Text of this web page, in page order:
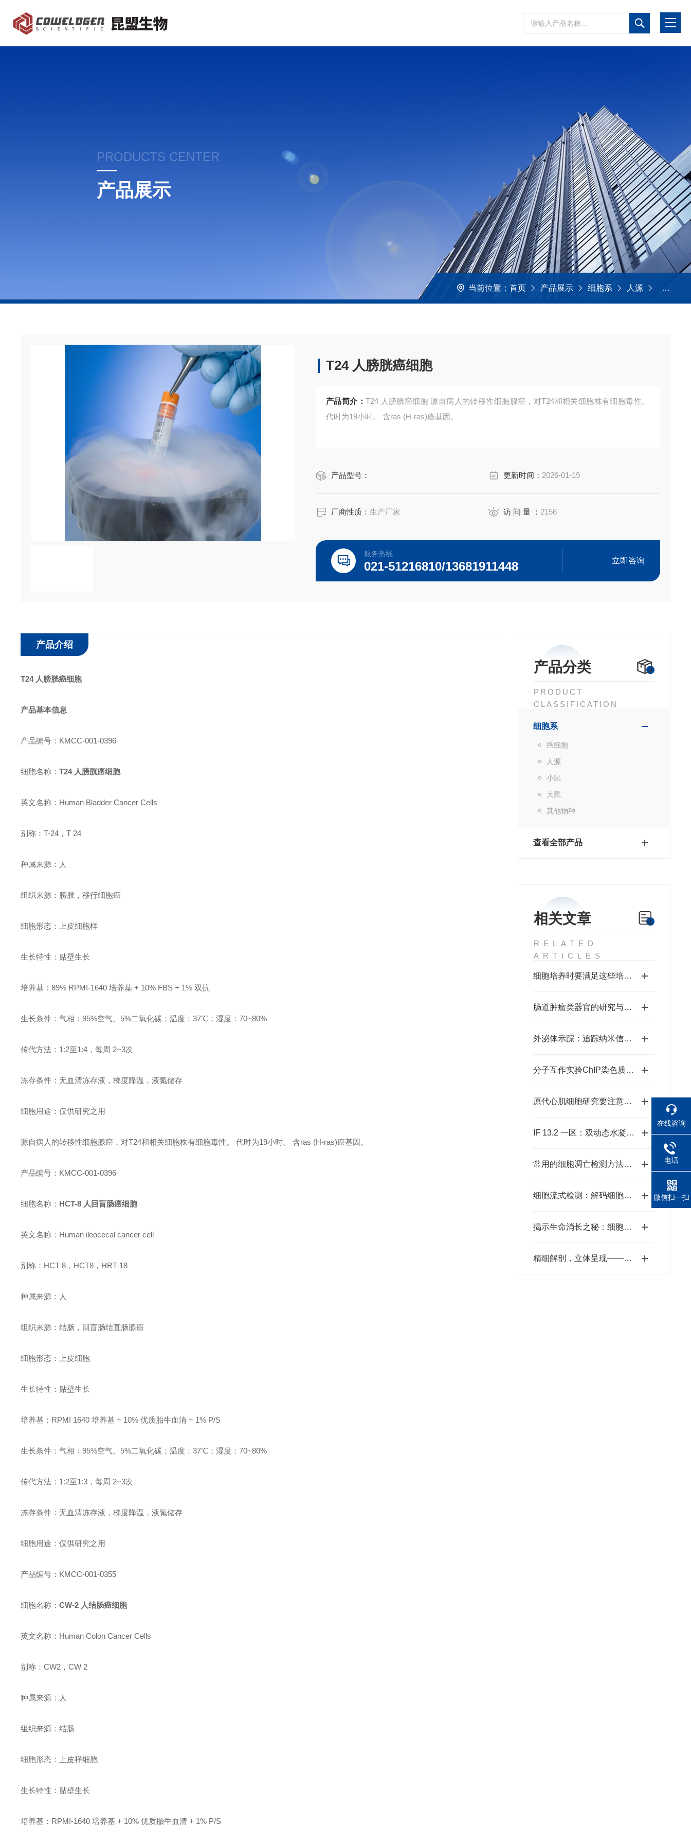
PRODUCTS CENTER
产品展示
当前位置： 首页 产品展示 细胞系 人源 T24 人
T24 人膀胱癌细胞
产品简介：T24 人膀胱癌细胞 源自病人的转移性细胞腺癌，对T24和相关细胞株有细胞毒性。
代时为19小时。 含ras (H-ras)癌基因。
产品型号： 更新时间： 2026-01-19
厂商性质：生产厂家 访 问 量 ： 2156
服务热线
021-51216810/13681911448 立即咨询
产品分类
PRODUCT
CLASSIFICATION
细胞系
癌细胞
人源
小鼠
大鼠
其他物种
查看全部产品
相关文章
RELATED
ARTICLES
细胞培养时要满足这些培养条件
肠道肿瘤类器官的研究与应用
外泌体示踪：追踪纳米信使的体内外命运
分子互作实验ChIP染色质免疫共沉淀
原代心肌细胞研究要注意些什么？
IF 13.2 一区：双动态水凝胶：糖尿病伤口光疗新时代
常用的细胞凋亡检测方法【大盘点】
细胞流式检测：解码细胞特性的“高通量精准分析利器”
揭示生命消长之秘：细胞凋亡检测在生物医学研究中的应用
精细解剖，立体呈现——小动物CT扫描
产品介绍
T24 人膀胱癌细胞
产品基本信息
产品编号：KMCC-001-0396
细胞名称： T24 人膀胱癌细胞
英文名称：Human Bladder Cancer Cells
别称：T-24，T 24
种属来源：人
组织来源：膀胱，移行细胞癌
细胞形态：上皮细胞样
生长特性：贴壁生长
培养基：89% RPMI-1640 培养基 + 10% FBS + 1% 双抗
生长条件：气相：95%空气、5%二氧化碳；温度：37℃；湿度：70~80%
传代方法：1:2至1:4，每周 2~3次
冻存条件：无血清冻存液，梯度降温，液氮储存
细胞用途：仅供研究之用
源自病人的转移性细胞腺癌，对T24和相关细胞株有细胞毒性。 代时为19小时。 含ras (H-ras)癌基因。
产品编号：KMCC-001-0396
细胞名称： HCT-8 人回盲肠癌细胞
英文名称：Human ileocecal cancer cell
别称：HCT 8，HCT8，HRT-18
种属来源：人
组织来源：结肠，回盲肠结直肠腺癌
细胞形态：上皮细胞
生长特性：贴壁生长
培养基：RPMI 1640 培养基 + 10% 优质胎牛血清 + 1% P/S
生长条件：气相：95%空气、5%二氧化碳；温度：37℃；湿度：70~80%
传代方法：1:2至1:3，每周 2~3次
冻存条件：无血清冻存液，梯度降温，液氮储存
细胞用途：仅供研究之用
产品编号：KMCC-001-0355
细胞名称： CW-2 人结肠癌细胞
英文名称：Human Colon Cancer Cells
别称：CW2，CW 2
种属来源：人
组织来源：结肠
细胞形态：上皮样细胞
生长特性：贴壁生长
培养基：RPMI-1640 培养基 + 10% 优质胎牛血清 + 1% P/S
在线咨询
电话
微信扫一扫